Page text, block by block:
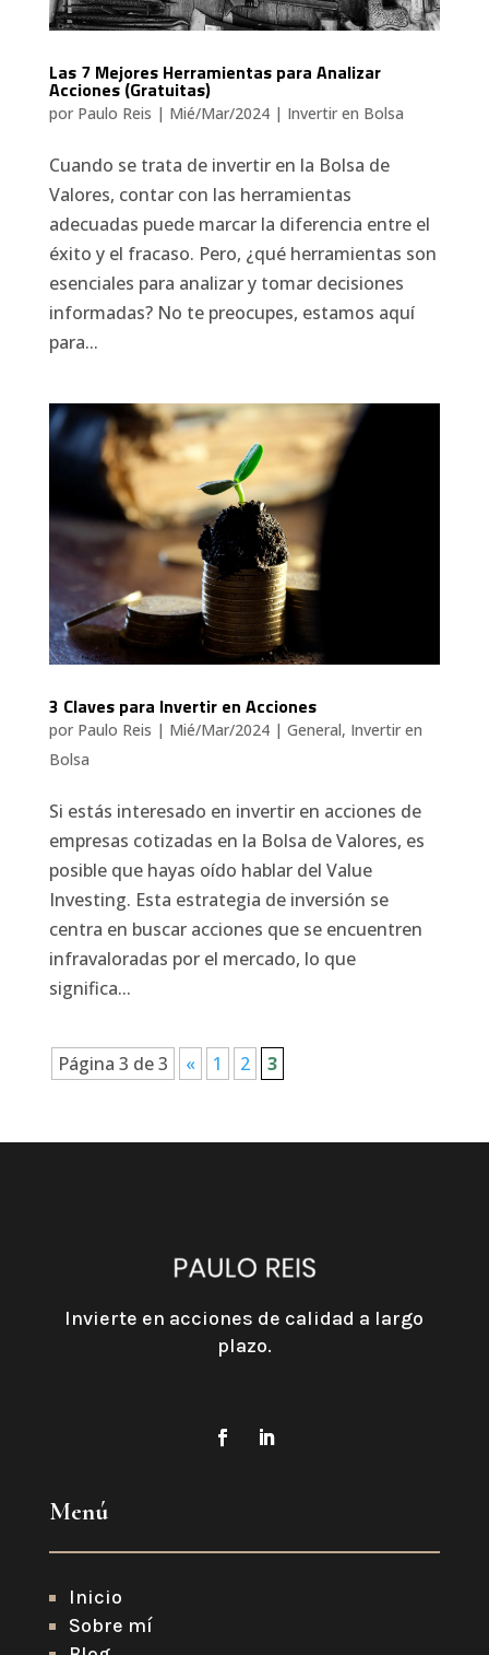
Las 7 Mejores Herramientas para Analizar
Acciones (Gratuitas)
por Paulo Reis | Mié/Mar/2024| Invertir en Bolsa
Cuando se trata de invertir en la Bolsa de
Valores, contar con las herramientas
adecuadas puede marcar la diferencia entre el
éxito y el fracaso. Pero, ¿qué herramientas son
esenciales para analizar y tomar decisiones
informadas? No te preocupes, estamos aquí
para...
3 Claves para Invertir en Acciones
por Paulo Reis | Mié/Mar/2024| General, Invertir en
Bolsa
Si estás interesado en invertir en acciones de
empresas cotizadas en la Bolsa de Valores, es
posible que hayas oído hablar del Value
Investing. Esta estrategia de inversión se
centra en buscar acciones que se encuentren
infravaloradas por el mercado, lo que
significa...
Página 3 de 3 « 1 2 3
Invierte en acciones de calidad a largo
plazo.
Menú
Inicio
Sobre mí